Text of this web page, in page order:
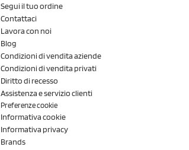
Segui il tuo ordine
Contattaci
Lavora con noi
Blog
Condizioni di vendita aziende
Condizioni di vendita privati
Diritto di recesso
Assistenza e servizio clienti
Preferenze cookie
Informativa cookie
Informativa privacy
Brands